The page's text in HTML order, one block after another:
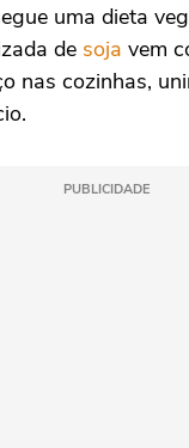
uma dieta
de soja vem
nas cozinhas,
PUBLICIDADE